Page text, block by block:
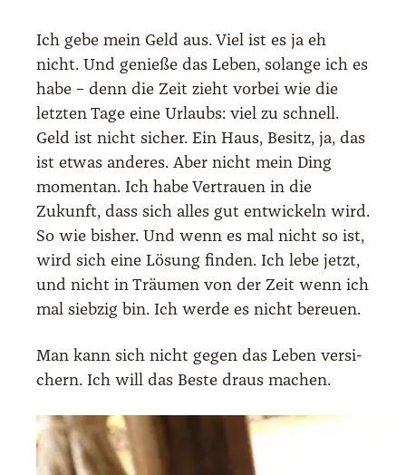
Ich gebe mein Geld aus. Viel ist es ja eh
nicht. Und genie­ße das Leben, solan­ge ich es
habe – denn die Zeit zieht vor­bei wie die
letz­ten Tage eine Urlaubs: viel zu schnell.
Geld ist nicht sicher. Ein Haus, Besitz, ja, das
ist etwas ande­res. Aber nicht mein Ding
momen­tan. Ich habe Ver­trau­en in die
Zukunft, dass sich alles gut ent­wi­ckeln wird.
So wie bis­her. Und wenn es mal nicht so ist,
wird sich eine Lösung fin­den. Ich lebe jetzt,
und nicht in Träu­men von der Zeit wenn ich
mal sieb­zig bin. Ich wer­de es nicht bereu­en.
Man kann sich nicht gegen das Leben ver­si­
chern. Ich will das Bes­te draus machen.